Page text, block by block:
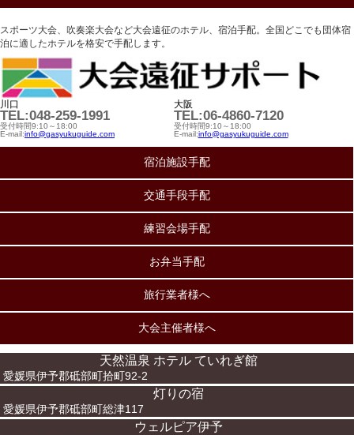
スポーツ大会、吹奏楽大会など大会遠征のホテル、宿泊手配。全国どこでも団体宿
泊に適したホテルを格安で手配します。
川口
TEL:048-259-1991
受付時間9:10～18:00
E-mail:info@gasyukuguide.com
大阪
TEL:06-4860-7120
受付時間9:10～18:00
E-mail:info@gasyukuguide.com
宿泊施設手配
交通手段手配
練習会場手配
お弁当手配
旅行業者様へ
大会主催者様へ
天然温泉 ホテル ていれぎ館
愛媛県伊予郡砥部町拾町92-2
灯りの宿
愛媛県伊予郡砥部町総津117
ウェルピア伊予